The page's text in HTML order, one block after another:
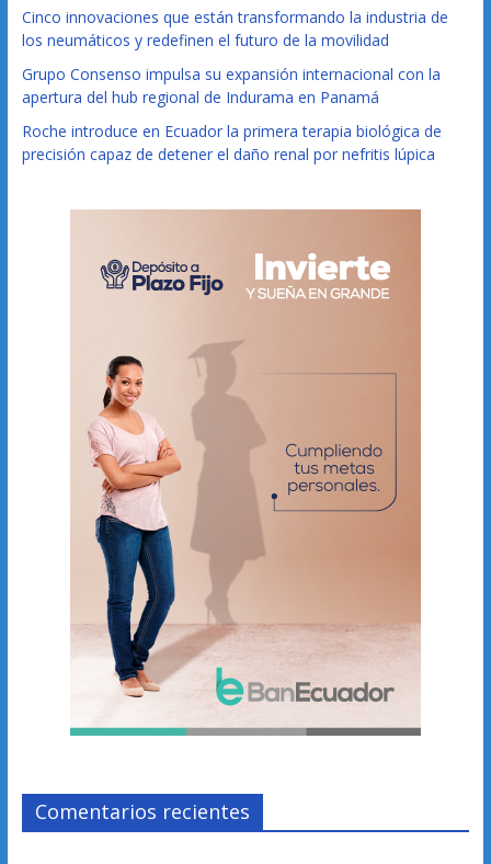
Cinco innovaciones que están transformando la industria de
los neumáticos y redefinen el futuro de la movilidad
Grupo Consenso impulsa su expansión internacional con la
apertura del hub regional de Indurama en Panamá
Roche introduce en Ecuador la primera terapia biológica de
precisión capaz de detener el daño renal por nefritis lúpica
Comentarios recientes